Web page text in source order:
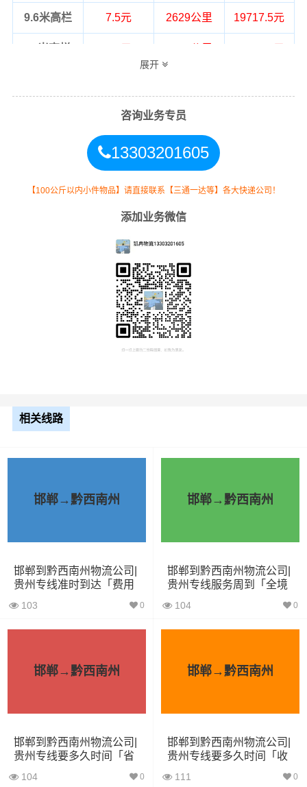
9.6米高栏 7.5元 2629公里 19717.5元
整车运输价格计算方式通常是按单价×公
考，不作为最终成交价格，望知晓！
车型
4.2米货车 22立方 5吨 4.2×2.4×2.5
5.2米货车 31立方 8吨 5.2×2.4×2.6
6.8米货车 40立方 10吨 6.8×2.4×2.8
7.6米货车 48立方 16吨 7.6×2.4×2.8
9.6米货车 58立方 18吨 9.6×2.4×2.5
13米货车 80立方 33吨 13×2.4×2.8
其他货主物流经验分享
已发过承德到黔西南州物流专线的货主告诉大家如果你选
展开
咨询业务专员
13303201605
【100公斤以内小件物品】请直接联系【三通一达等】各大快递公司！
添加业务微信
相关线路
邯郸→黔西南州
邯郸到黔西南州物流公司|
贵州专线准时到达「费用
103 0
邯郸→黔西南州
邯郸到黔西南州物流公司|
贵州专线服务周到「全境
104 0
邯郸→黔西南州
邯郸到黔西南州物流公司|
贵州专线要多久时间「省
104 0
邯郸→黔西南州
邯郸到黔西南州物流公司|
贵州专线要多久时间「收
111 0